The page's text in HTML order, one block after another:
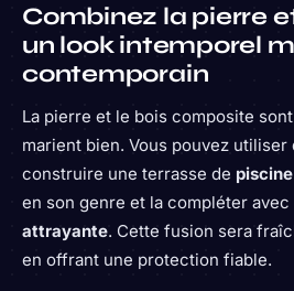
Combinez la pierre
un look intemporel
contemporain
La pierre et le bois composite
marient bien. Vous pouvez utiliser
construire une terrasse de
en son genre et la compléter avec
attrayante. Cette fusion sera
en offrant une protection fiable.